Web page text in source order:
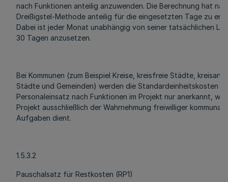
nach Funktionen anteilig anzuwenden. Die Berechnung hat
Dreißigstel-Methode anteilig für die eingesetzten Tage zu
Dabei ist jeder Monat unabhängig von seiner tatsächlichen
30 Tagen anzusetzen.
Bei Kommunen (zum Beispiel Kreise, kreisfreie Städte,
Städte und Gemeinden) werden die Standardeinheitskosten
Personaleinsatz nach Funktionen im Projekt nur anerkannt,
Projekt ausschließlich der Wahrnehmung freiwilliger
Aufgaben dient.
1.5.3.2
Pauschalsatz für Restkosten (RP1)